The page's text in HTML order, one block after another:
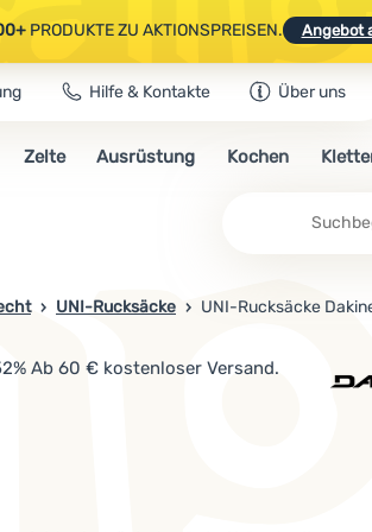
PRODUKTE ZU AKTIONSPREISEN. Angebot
CODE OUT10 NUTZEN.
PRODUKTE ZU AKTIONSPREISEN. Angebot
Hilfe & Kontakte Über uns
Zelte Ausrüstung Kochen
UNI-Rucksäcke UNI-Rucksäcke
Ab 60 € kostenloser Versand.